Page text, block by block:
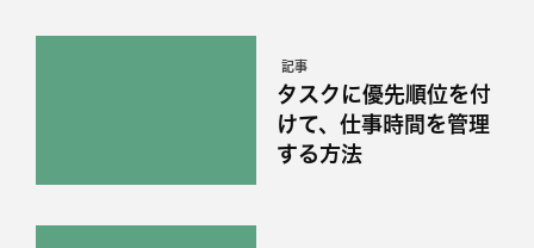
記事
タスクに優先順位を付
けて、仕事時間を管理
する方法